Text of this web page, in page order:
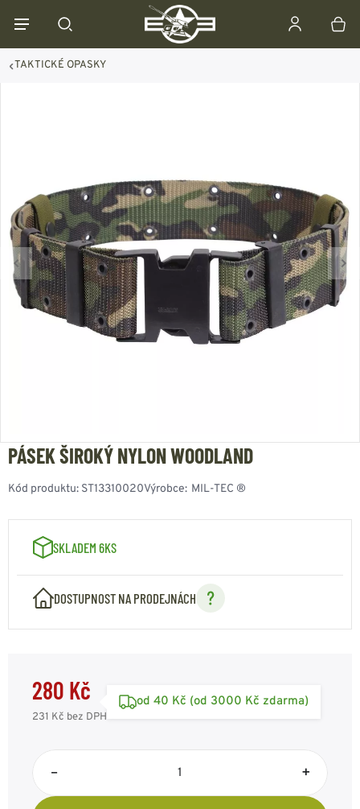
TAKTICKÉ OPASKY
PÁSEK ŠIROKÝ NYLON WOODLAND
Kód produktu: ST13310020Výrobce: MIL-TEC ®
SKLADEM 6KS
DOSTUPNOST NA PRODEJNÁCH
280 Kč
231 Kč bez DPH
od 40 Kč (od 3000 Kč zdarma)
– +